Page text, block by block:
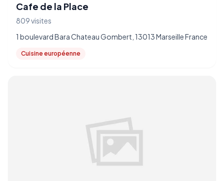
Cafe de la Place
809 visites
1 boulevard Bara Chateau Gombert, 13013 Marseille France
Cuisine européenne